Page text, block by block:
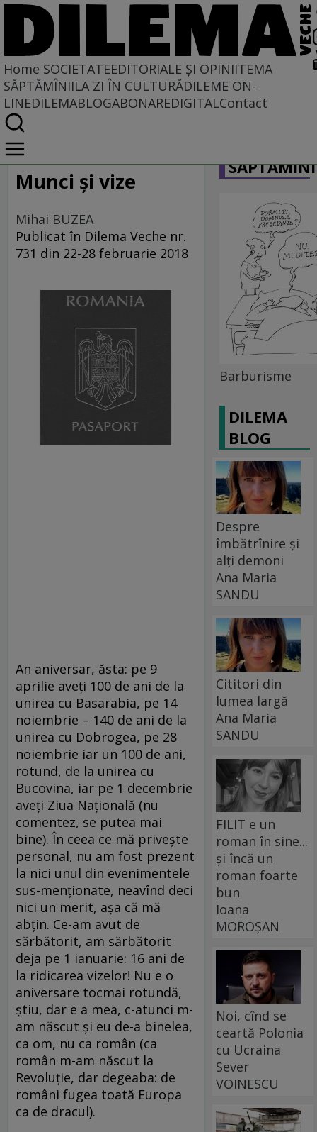
Home SOCIETATEEDITORIALE ȘI OPINIITEMA
SĂPTĂMÎNIILA ZI ÎN CULTURĂDILEME ON-
LINEDILEMABLOGABONAREDIGITALContact
Home
Societate
Munci şi vize
Mihai BUZEA
Publicat în Dilema Veche nr.
731 din 22-28 februarie 2018
An aniversar, ăsta: pe 9
aprilie aveți 100 de ani de la
unirea cu Basarabia, pe 14
noiembrie – 140 de ani de la
unirea cu Dobrogea, pe 28
noiembrie iar un 100 de ani,
rotund, de la unirea cu
Bucovina, iar pe 1 decembrie
aveți Ziua Națională (nu
comentez, se putea mai
bine). În ceea ce mă privește
personal, nu am fost prezent
la nici unul din evenimentele
sus-menționate, neavînd deci
nici un merit, așa că mă
abțin. Ce-am avut de
sărbătorit, am sărbătorit
deja pe 1 ianuarie: 16 ani de
la ridicarea vizelor! Nu e o
aniversare tocmai rotundă,
știu, dar e a mea, c-atunci m-
am născut și eu de-a binelea,
ca om, nu ca român (ca
român m-am născut la
Revoluție, dar degeaba: de
români fugea toată Europa
ca de dracul).
Barburisme
DILEMA
BLOG
Despre
îmbătrînire și
alți demoni
Ana Maria
SANDU
Cititori din
lumea largă
Ana Maria
SANDU
FILIT e un
roman în sine...
și încă un
roman foarte
bun
Ioana
MOROȘAN
Noi, cînd se
ceartă Polonia
cu Ucraina
Sever
VOINESCU